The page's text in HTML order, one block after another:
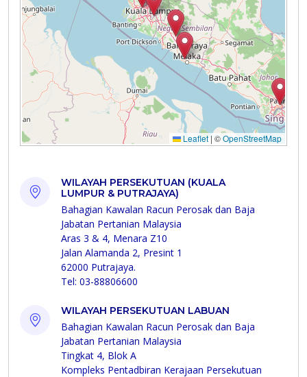
WILAYAH PERSEKUTUAN (KUALA
LUMPUR & PUTRAJAYA)
Bahagian Kawalan Racun Perosak dan Baja
Jabatan Pertanian Malaysia
Aras 3 & 4, Menara Z10
Jalan Alamanda 2, Presint 1
62000 Putrajaya.
Tel: 03-88806600
WILAYAH PERSEKUTUAN LABUAN
Bahagian Kawalan Racun Perosak dan Baja
Jabatan Pertanian Malaysia
Tingkat 4, Blok A
Kompleks Pentadbiran Kerajaan Persekutuan